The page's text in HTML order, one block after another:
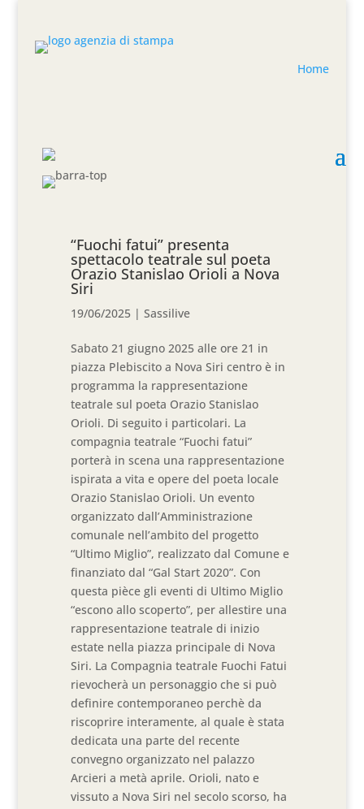
Home
“Fuochi fatui” presenta
spettacolo teatrale sul poeta
Orazio Stanislao Orioli a Nova
Siri
19/06/2025 |Sassilive
Sabato 21 giugno 2025 alle ore 21 in
piazza Plebiscito a Nova Siri centro è in
programma la rappresentazione
teatrale sul poeta Orazio Stanislao
Orioli. Di seguito i particolari. La
compagnia teatrale “Fuochi fatui”
porterà in scena una rappresentazione
ispirata a vita e opere del poeta locale
Orazio Stanislao Orioli. Un evento
organizzato dall’Amministrazione
comunale nell’ambito del progetto
“Ultimo Miglio”, realizzato dal Comune e
finanziato dal “Gal Start 2020”. Con
questa pièce gli eventi di Ultimo Miglio
“escono allo scoperto”, per allestire una
rappresentazione teatrale di inizio
estate nella piazza principale di Nova
Siri. La Compagnia teatrale Fuochi Fatui
rievocherà un personaggio che si può
definire contemporaneo perchè da
riscoprire interamente, al quale è stata
dedicata una parte del recente
convegno organizzato nel palazzo
Arcieri a metà aprile. Orioli, nato e
vissuto a Nova Siri nel secolo scorso, ha